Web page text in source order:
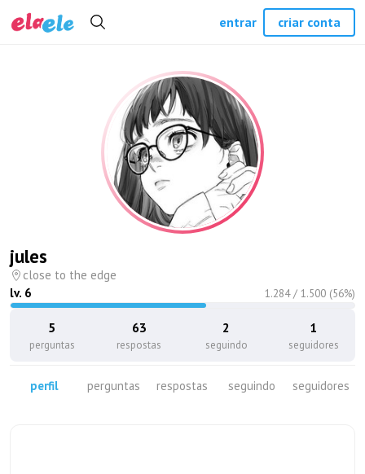
jules
close to the edge
lv. 6 1.284/ 1.500 (56%)
5
perguntas
63
respostas
2
seguindo
1
seguidores
perfil perguntas respostas seguindo seguidores
entrar criar conta